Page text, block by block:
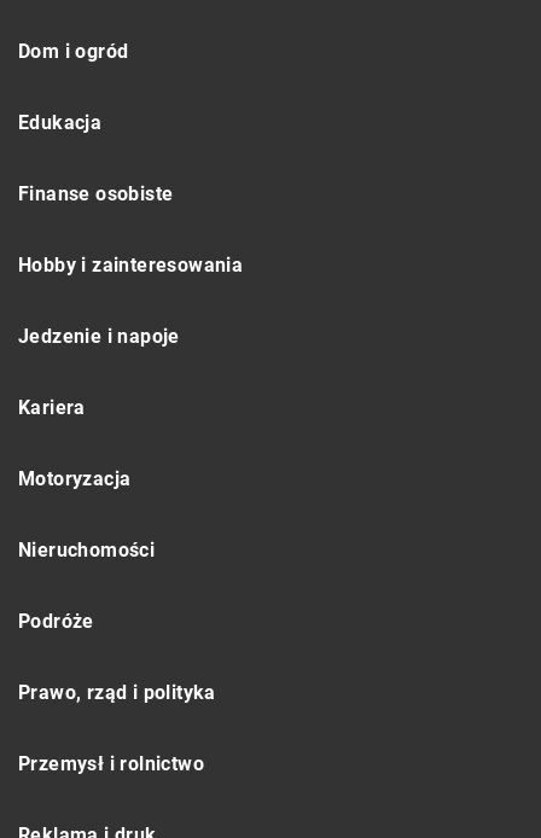
Dom i ogród
Edukacja
Finanse osobiste
Hobby i zainteresowania
Jedzenie i napoje
Kariera
Motoryzacja
Nieruchomości
Podróże
Prawo, rząd i polityka
Przemysł i rolnictwo